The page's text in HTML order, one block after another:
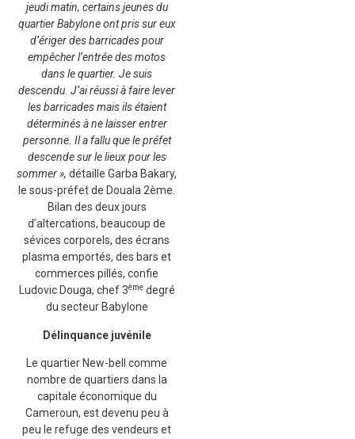
jeudi matin, certains jeunes du
quartier Babylone ont pris sur eux
d’ériger des barricades pour
empêcher l’entrée des motos
dans le quartier. Je suis
descendu. J’ai réussi à faire lever
les barricades mais ils étaient
déterminés à ne laisser entrer
personne. Il a fallu que le préfet
descende sur le lieux pour les
sommer », détaille Garba Bakary,
le sous-préfet de Douala 2ème.
Bilan des deux jours
d’altercations, beaucoup de
sévices corporels, des écrans
plasma emportés, des bars et
commerces pillés, confie
Ludovic Douga, chef 3èmedegré
du secteur Babylone
Délinquance juvénile
Le quartier New-bell comme
nombre de quartiers dans la
capitale économique du
Cameroun, est devenu peu à
peu le refuge des vendeurs et